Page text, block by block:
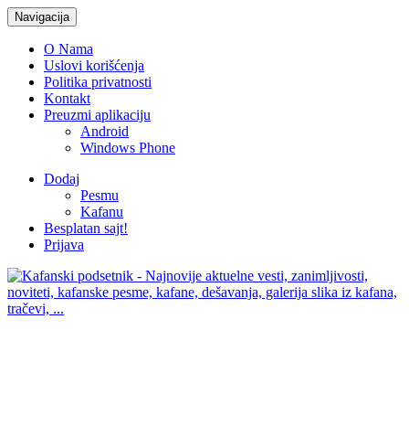
Navigacija
O Nama
Uslovi korišćenja
Politika privatnosti
Kontakt
Preuzmi aplikaciju
Android
Windows Phone
Dodaj
Pesmu
Kafanu
Besplatan sajt!
Prijava